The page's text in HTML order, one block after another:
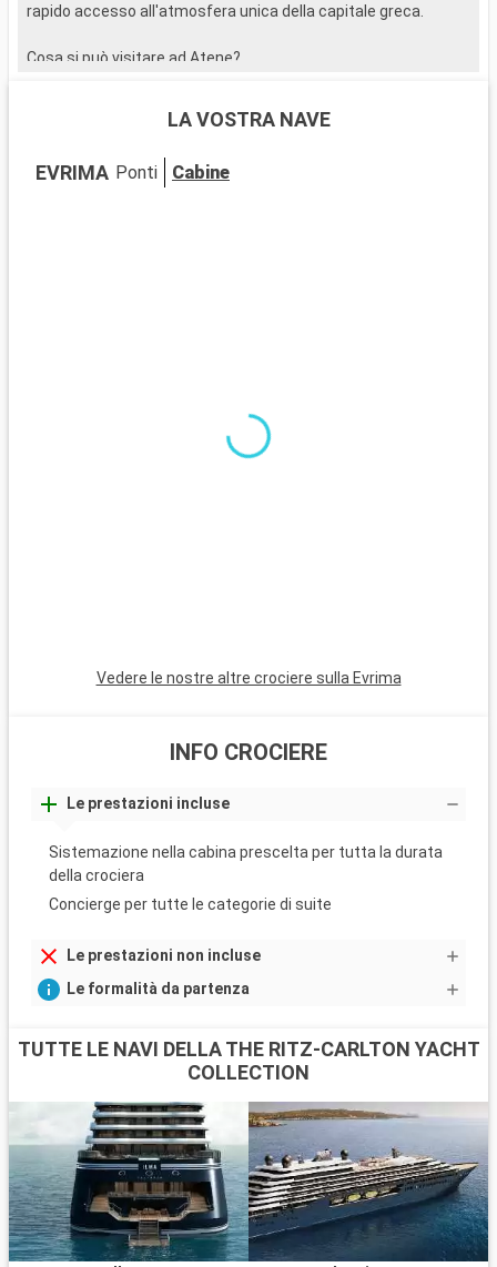
rapido accesso all'atmosfera unica della capitale greca.
Cosa si può visitare ad Atene?
museo, domina maestosa la città. Il quartiere di Pláka, con i
greche. Il Museo Archeologico Nazionale immerge i visitatori
LA VOSTRA NAVE
EVRIMA Ponti Cabine
Vedere le nostre altre crociere sulla Evrima
INFO CROCIERE
Le prestazioni incluse
Sistemazione nella cabina prescelta per tutta la durata
della crociera
Concierge per tutte le categorie di suite
Le prestazioni non incluse
Le formalità da partenza
TUTTE LE NAVI DELLA THE RITZ-CARLTON YACHT
COLLECTION